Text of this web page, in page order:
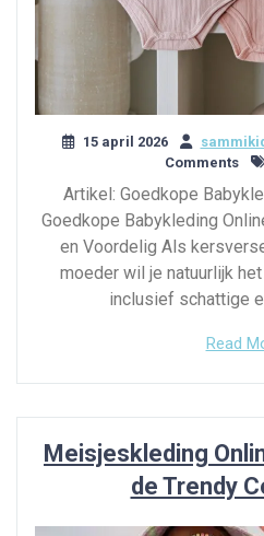
15 april 2026
Comments
Artikel: Goedkope
Goedkope Babykleding
en Voordelig Als
moeder wil je natuurlijk
inclusief schattige
Read
Meisjeskleding
de Trendy